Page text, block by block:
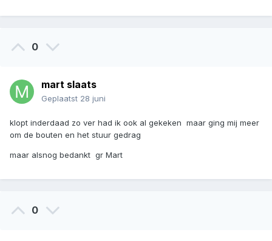
0
mart slaats
Geplaatst 28 juni
klopt inderdaad zo ver had ik ook al gekeken maar ging mij meer
om de bouten en het stuur gedrag
maar alsnog bedankt gr Mart
0